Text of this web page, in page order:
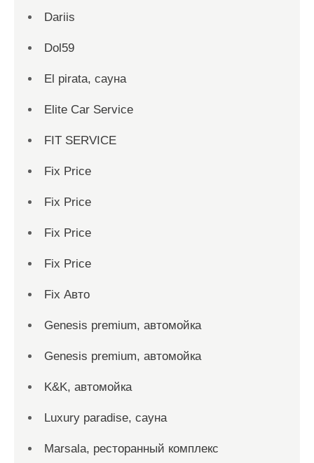
Dariis
Dol59
El pirata, сауна
Elite Car Service
FIT SERVICE
Fix Price
Fix Price
Fix Price
Fix Price
Fix Авто
Genesis premium, автомойка
Genesis premium, автомойка
K&K, автомойка
Luxury paradise, сауна
Marsala, ресторанный комплекс